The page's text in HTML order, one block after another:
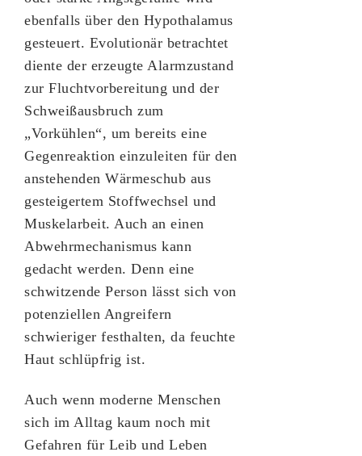
ebenfalls über den Hypothalamus
gesteuert. Evolutionär betrachtet
diente der erzeugte Alarmzustand
zur Fluchtvorbereitung und der
Schweißausbruch zum
„Vorkühlen“, um bereits eine
Gegenreaktion einzuleiten für den
anstehenden Wärmeschub aus
gesteigertem Stoffwechsel und
Muskelarbeit. Auch an einen
Abwehrmechanismus kann
gedacht werden. Denn eine
schwitzende Person lässt sich von
potenziellen Angreifern
schwieriger festhalten, da feuchte
Haut schlüpfrig ist.
Auch wenn moderne Menschen
sich im Alltag kaum noch mit
Gefahren für Leib und Leben